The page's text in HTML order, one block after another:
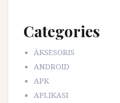
Categories
ÀKSESORIS
ANDROID
APK
APLIKASI